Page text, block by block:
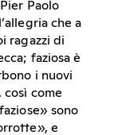
Paolo
che a
ragazzi di
faziosa è
i nuovi
come
sono
e